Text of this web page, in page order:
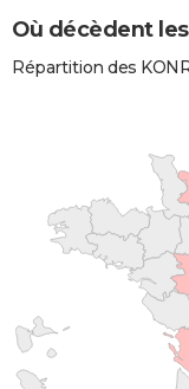
Où décèdent
Répartition des